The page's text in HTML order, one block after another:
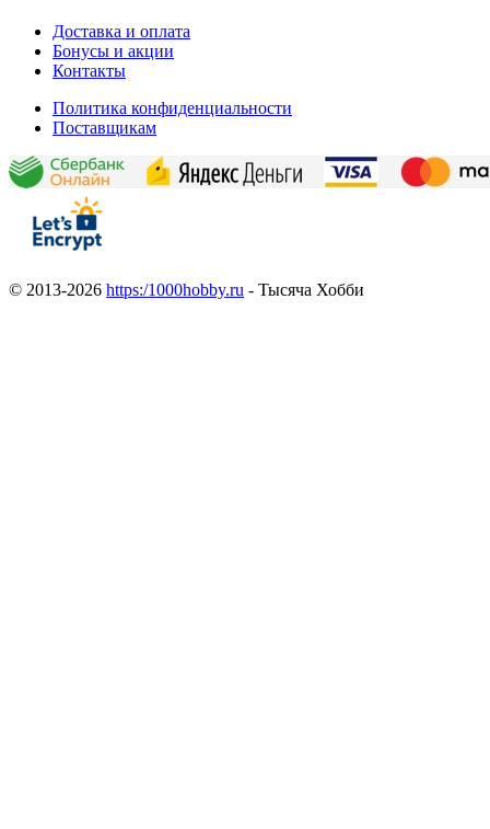
Доставка и оплата
Бонусы и акции
Контакты
Политика конфиденциальности
Поставщикам
© 2013-2026 https:/1000hobby.ru - Тысяча Хобби